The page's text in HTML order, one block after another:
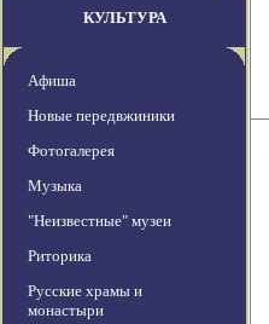
КУЛЬТУРА
Афиша
Новые передвжиники
Фотогалерея
Музыка
"Неизвестные" музеи
Риторика
Русские храмы и
монастыри